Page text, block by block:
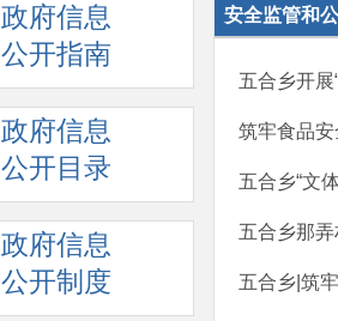
政府信息
公开指南
政府信息
公开目录
政府信息
公开制度
安全监管和
五合乡开
筑牢食品
五合乡“文
五合乡那
五合乡|筑